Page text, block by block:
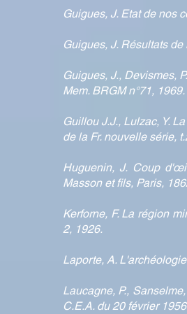
Guigues, J. Etat de nos
Guigues, J. Résultats
Guigues, J., Devismes,
Mem. BRGM n°71, 1969.
Guillou J.J., Lulzac, Y.
de la Fr. nouvelle série,
Huguenin, J. Coup
Masson et fils, Paris,
Kerforne, F. La région
2, 1926.
Laporte, A.
Laucagne, P.,
C.E.A. du 20 février